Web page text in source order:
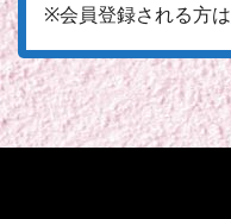
※会員登録される方は